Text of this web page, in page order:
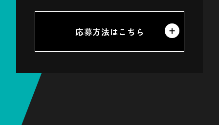
赤湯駅
宮城県
応募方法はこちら